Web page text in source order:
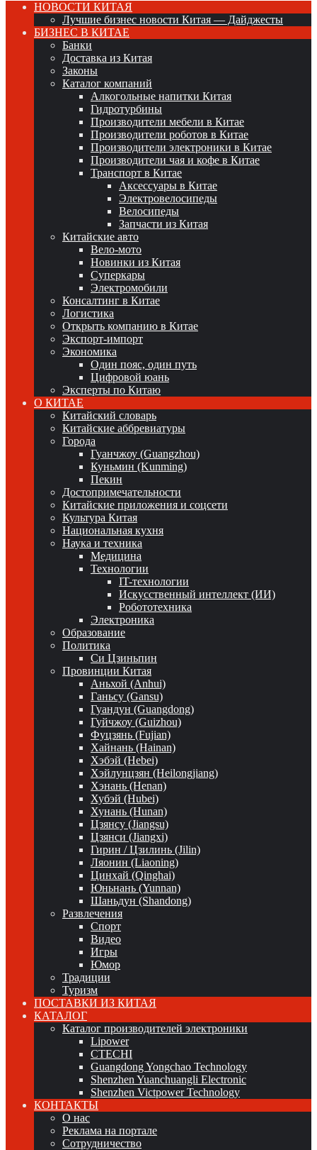
НОВОСТИ КИТАЯ
Лучшие бизнес новости Китая — Дайджесты
БИЗНЕС В КИТАЕ
Банки
Доставка из Китая
Законы
Каталог компаний
Алкогольные напитки Китая
Гидротурбины
Производители мебели в Китае
Производители роботов в Китае
Производители электроники в Китае
Производители чая и кофе в Китае
Транспорт в Китае
Аксессуары в Китае
Электровелосипеды
Велосипеды
Запчасти из Китая
Китайские авто
Вело-мото
Новинки из Китая
Суперкары
Электромобили
Консалтинг в Китае
Логистика
Открыть компанию в Китае
Экспорт-импорт
Экономика
Один пояс, один путь
Цифровой юань
Эксперты по Китаю
О КИТАЕ
Китайский словарь
Китайские аббревиатуры
Города
Гуанчжоу (Guangzhou)
Куньмин (Kunming)
Пекин
Достопримечательности
Китайские приложения и соцсети
Культура Китая
Национальная кухня
Наука и техника
Медицина
Технологии
IT-технологии
Искусственный интеллект (ИИ)
Робототехника
Электроника
Образование
Политика
Си Цзиньпин
Провинции Китая
Аньхой (Anhui)
Ганьсу (Gansu)
Гуандун (Guangdong)
Гуйчжоу (Guizhou)
Фуцзянь (Fujian)
Хайнань (Hainan)
Хэбэй (Hebei)
Хэйлунцзян (Heilongjiang)
Хэнань (Henan)
Хубэй (Hubei)
Хунань (Hunan)
Цзянсу (Jiangsu)
Цзянси (Jiangxi)
Гирин / Цзилинь (Jilin)
Ляонин (Liaoning)
Цинхай (Qinghai)
Юньнань (Yunnan)
Шаньдун (Shandong)
Развлечения
Спорт
Видео
Игры
Юмор
Традиции
Туризм
ПОСТАВКИ ИЗ КИТАЯ
КАТАЛОГ
Каталог производителей электроники
Lipower
CTECHI
Guangdong Yongchao Technology
Shenzhen Yuanchuangli Electronic
Shenzhen Victpower Technology
КОНТАКТЫ
О нас
Реклама на портале
Сотрудничество